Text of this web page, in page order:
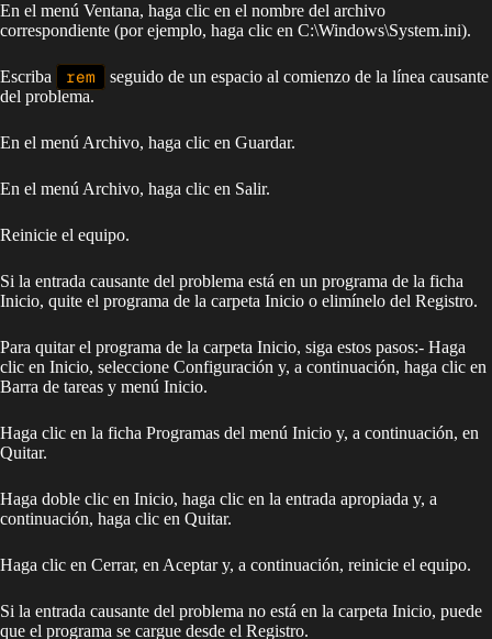
En el menú Ventana, haga clic en el nombre del archivo
correspondiente (por ejemplo, haga clic en C:\Windows\System.ini).
Escriba rem
seguido de un espacio al comienzo de la línea causante
del problema.
En el menú Archivo, haga clic en Guardar.
En el menú Archivo, haga clic en Salir.
Reinicie el equipo.
Si la entrada causante del problema está en un programa de la ficha
Inicio, quite el programa de la carpeta Inicio o elimínelo del Registro.
Para quitar el programa de la carpeta Inicio, siga estos pasos:- Haga
clic en Inicio, seleccione Configuración y, a continuación, haga clic en
Barra de tareas y menú Inicio.
Haga clic en la ficha Programas del menú Inicio y, a continuación, en
Quitar.
Haga doble clic en Inicio, haga clic en la entrada apropiada y, a
continuación, haga clic en Quitar.
Haga clic en Cerrar, en Aceptar y, a continuación, reinicie el equipo.
Si la entrada causante del problema no está en la carpeta Inicio, puede
que el programa se cargue desde el Registro.